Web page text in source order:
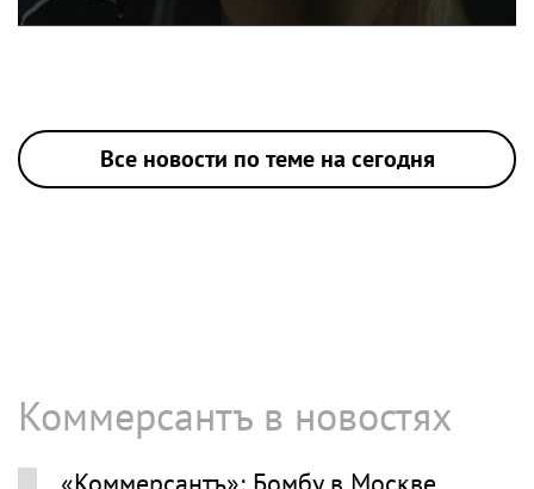
Все новости по теме на сегодня